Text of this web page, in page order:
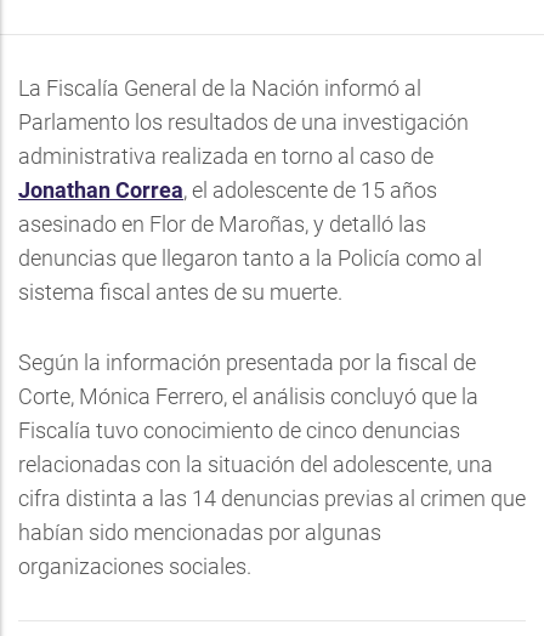
La Fiscalía General de la Nación informó al
Parlamento los resultados de una investigación
administrativa realizada en torno al caso de
Jonathan Correa, el adolescente de 15 años
asesinado en Flor de Maroñas, y detalló las
denuncias que llegaron tanto a la Policía como al
sistema fiscal antes de su muerte.
Según la información presentada por la fiscal de
Corte, Mónica Ferrero, el análisis concluyó que la
Fiscalía tuvo conocimiento de cinco denuncias
relacionadas con la situación del adolescente, una
cifra distinta a las 14 denuncias previas al crimen que
habían sido mencionadas por algunas
organizaciones sociales.